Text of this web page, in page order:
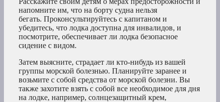
напомните им, что на борту судна нельзя
бегать. Проконсультируйтесь с капитаном и
убедитесь, что лодка доступна для инвалидов, и
посмотрите, обеспечивает ли лодка безопасное
сидение с видом.
Затем выясните, страдает ли кто-нибудь из вашей
группы морской болезнью. Планируйте заранее и
возьмите с собой средства от морской болезни. Вы
также захотите взять с собой все необходимое для дня
на лодке, например, солнцезащитный крем,